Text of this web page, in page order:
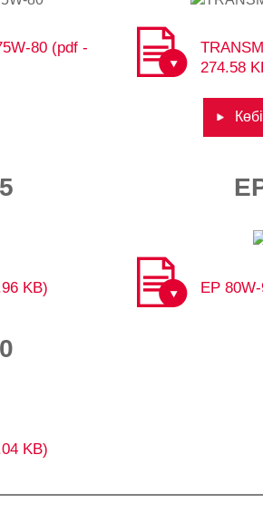
80​​ (pdf -
274.58
KB) EP
KB)